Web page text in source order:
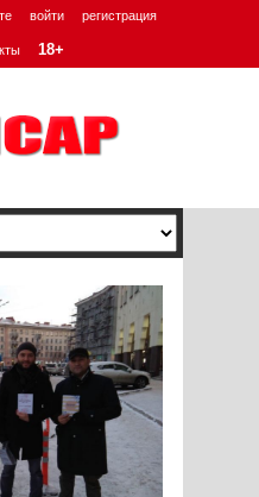
войти регистрация
18+